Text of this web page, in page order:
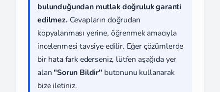
bulunduğundan mutlak doğruluk garanti
edilmez. Cevapların doğrudan
kopyalanması yerine, öğrenmek amacıyla
incelenmesi tavsiye edilir. Eğer çözümlerde
bir hata fark ederseniz, lütfen aşağıda yer
alan "Sorun Bildir" butonunu kullanarak
bize iletiniz.